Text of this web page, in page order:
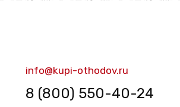
info@kupi-othodov.ru
8 (800) 550-40-24